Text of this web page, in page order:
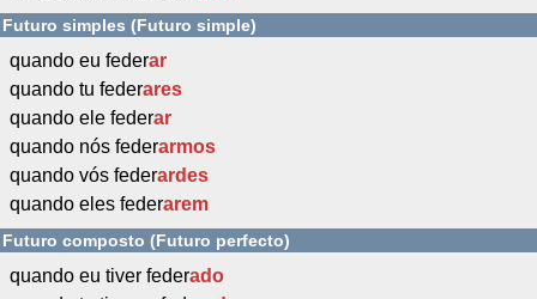
Futuro simples (Futuro simple)
quando eu federar
quando tu federares
quando ele federar
quando nós federarmos
quando vós federardes
quando eles federarem
Futuro composto (Futuro perfecto)
quando eu tiver federado